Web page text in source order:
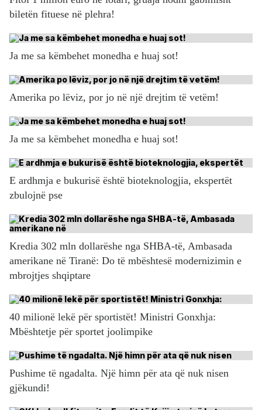
biletën fituese në plehra!
Ja me sa këmbehet monedha e huaj sot!
Amerika po lëviz, por jo në një drejtim të vetëm!
Ja me sa këmbehet monedha e huaj sot!
E ardhmja e bukurisë është bioteknologjia, ekspertët
zbulojnë pse
Kredia 302 mln dollarëshe nga SHBA-të, Ambasada
amerikane në Tiranë: Do të mbështesë modernizimin e
mbrojtjes shqiptare
40 milionë lekë për sportistët! Ministri Gonxhja:
Mbështetje për sportet joolimpike
Pushime të ngadalta. Një himn për ata që nuk nisen
gjëkundi!